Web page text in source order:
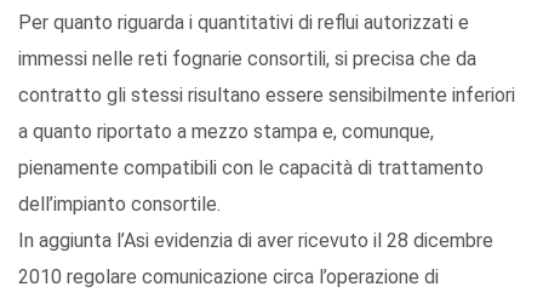
Per quanto riguarda i quantitativi di reflui autorizzati e
immessi nelle reti fognarie consortili, si precisa che da
contratto gli stessi risultano essere sensibilmente inferiori
a quanto riportato a mezzo stampa e, comunque,
pienamente compatibili con le capacità di trattamento
dell’impianto consortile.
In aggiunta l’Asi evidenzia di aver ricevuto il 28 dicembre
2010 regolare comunicazione circa l’operazione di